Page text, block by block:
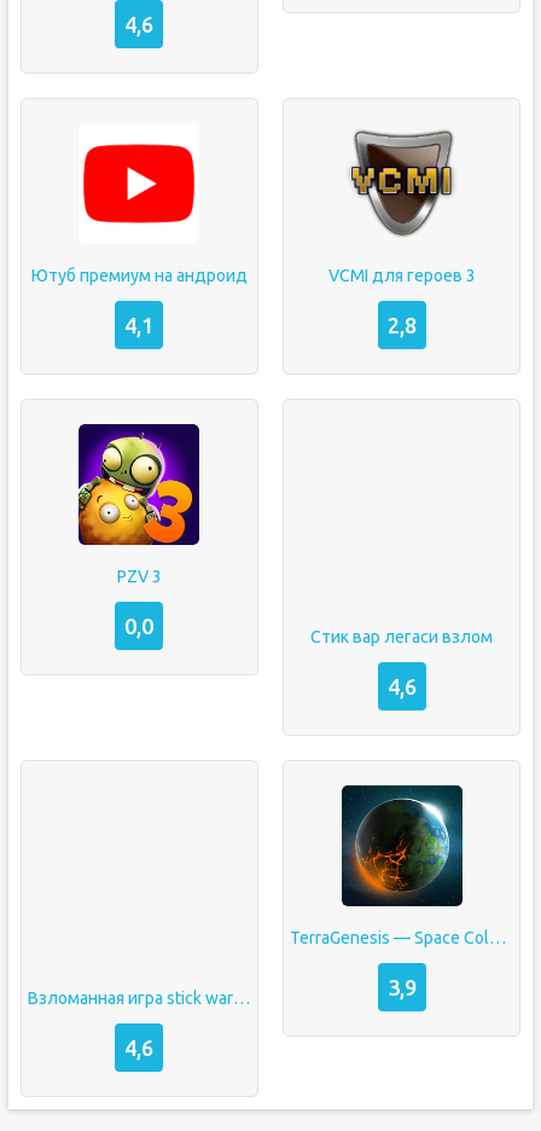
4,6
Ютуб премиум на андроид
4,1
VCMI для героев 3
2,8
PZV 3
0,0 Стик вар легаси взлом
4,6
Взломанная игра stick war legacy
4,6
TerraGenesis — Space Colony
3,9